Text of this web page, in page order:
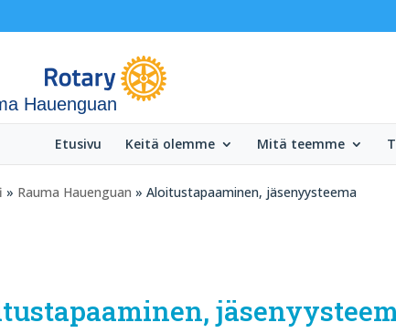
Hauenguan
Etusivu Keitä olemme Mitä teemme
» Rauma Hauenguan » Aloitustapaaminen, jäsenyysteema